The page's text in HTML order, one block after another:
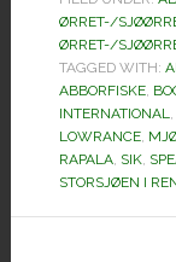
ØRRET-/
ØRRET-/
TAGGED WITH:
ABBORFISKE,
INTERNATIONAL,
LOWRANCE,
RAPALA, SIK,
STORSJØEN I